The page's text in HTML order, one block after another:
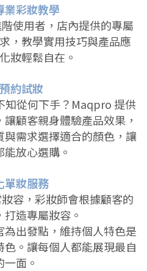
業彩妝教學
使用者，店內提供的專屬
， 教學實用技巧與產品應
妝輕鬆自在。
約試妝
知從何下手？Maqpro 提供
讓顧客親身體驗產品效果，
需求選擇適合的顏色，讓
放心選購。
單妝服務
容，彩妝師會根據顧客的
造專屬妝容。
出發點，維持個人特色是
。讓每個人都能展現最自
一面。